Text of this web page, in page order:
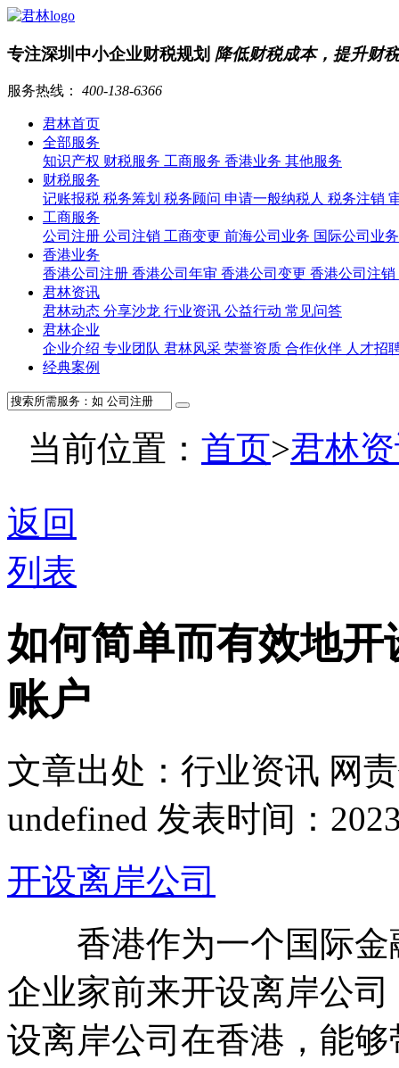
专注深圳中小企业财税规划 降低财税成本，提升财
服务热线： 400-138-6366
君林首页
全部服务
知识产权 财税服务 工商服务 香港业务 其他服务
财税服务
记账报税 税务筹划 税务顾问 申请一般纳税人 税务注销
工商服务
公司注册 公司注销 工商变更 前海公司业务 国际公司业
香港业务
香港公司注册 香港公司年审 香港公司变更 香港公司注销
君林资讯
君林动态 分享沙龙 行业资讯 公益行动 常见问答
君林企业
企业介绍 专业团队 君林风采 荣誉资质 合作伙伴 人才招
经典案例
当前位置： 首页>君林
返回
列表
如何简单而有效地
账户
文章出处：行业资讯 网
undefined 发表时间：
开设离岸公司
香港作为一个国际金
企业家前来开设离岸公
设离岸公司在香港，能